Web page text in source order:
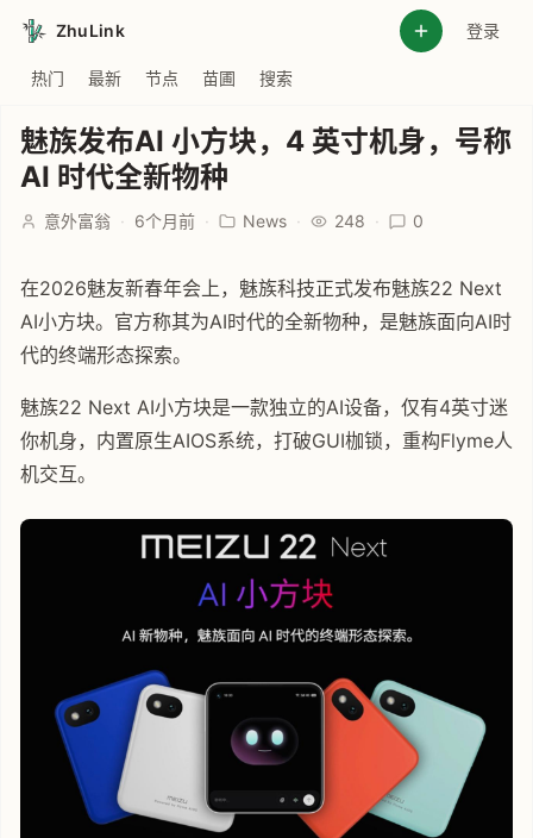
ZhuLink 登录
热门 最新 节点 苗圃 搜索
魅族发布AI 小方块，4 英寸机身，号称
AI 时代全新物种
意外富翁 · 6个月前 · News · 248 · 0
在2026魅友新春年会上，魅族科技正式发布魅族22 Next
AI小方块。官方称其为AI时代的全新物种，是魅族面向AI时
代的终端形态探索。
魅族22 Next AI小方块是一款独立的AI设备，仅有4英寸迷
你机身，内置原生AIOS系统，打破GUI枷锁，重构Flyme人
机交互。